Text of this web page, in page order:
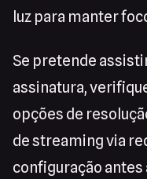
luz para manter
Se pretende
assinatura,
opções de
de streaming via
configuração